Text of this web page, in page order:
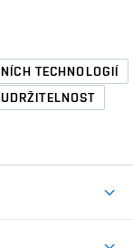
TECHNOLOGIÍ
UDRŽITELNOST